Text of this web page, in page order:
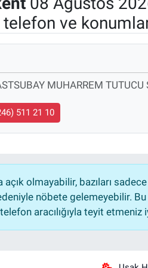
ve
MUHARREM TUTUCU
511 21 10
olmayabilir, bazıları
nöbete gelemeyebilir.
aracılığıyla teyit etmeniz